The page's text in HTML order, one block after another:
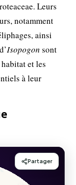
Leurs
notamment
ainsi
Isopogon sont
et les
à leur